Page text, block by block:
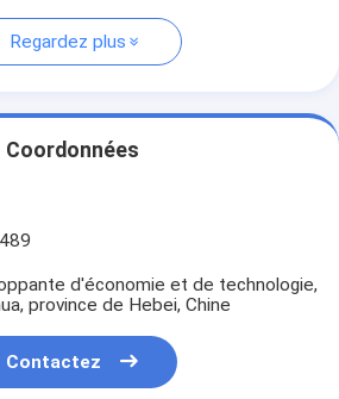
Regardez plus
Coordonnées
d'économie et de technologie,
province de Hebei, Chine
Contactez